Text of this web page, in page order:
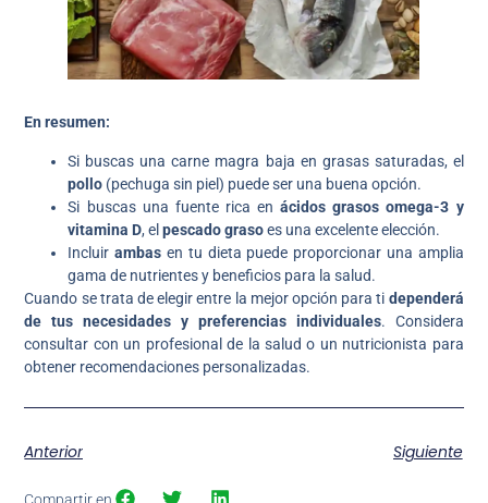
En resumen:
Si buscas una carne magra baja en grasas saturadas, el
pollo (pechuga sin piel) puede ser una buena opción.
Si buscas una fuente rica enácidos grasos omega-3 y
vitamina D, elpescado grasoes una excelente elección.
Incluirambas en tu dieta puede proporcionar una amplia
gama de nutrientes y beneficios para la salud.
Cuando se trata de elegir entre la mejor opción para ti dependerá
de tus necesidades y preferencias individuales. Considera
consultar con un profesional de la salud o un nutricionista para
obtener recomendaciones personalizadas.
Anterior Siguiente